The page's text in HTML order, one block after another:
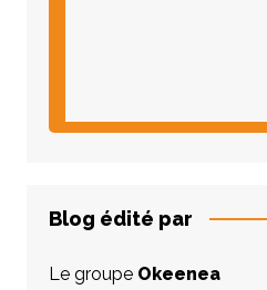
Blog édité par
Le groupe Okeenea